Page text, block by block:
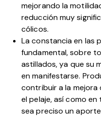
mejorando la
reducción muy
cólicos.
La constancia en las
fundamental, sobre
astillados, ya que su
en manifestarse.
contribuir a la mejora
el pelaje, así como
sea preciso un